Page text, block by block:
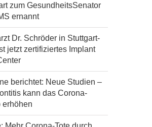
zum GesundheitsSenator
ernannt
Dr. Schröder in Stuttgart-
jetzt zertifiziertes Implant
berichtet: Neue Studien –
kann das Corona-
erhöhen